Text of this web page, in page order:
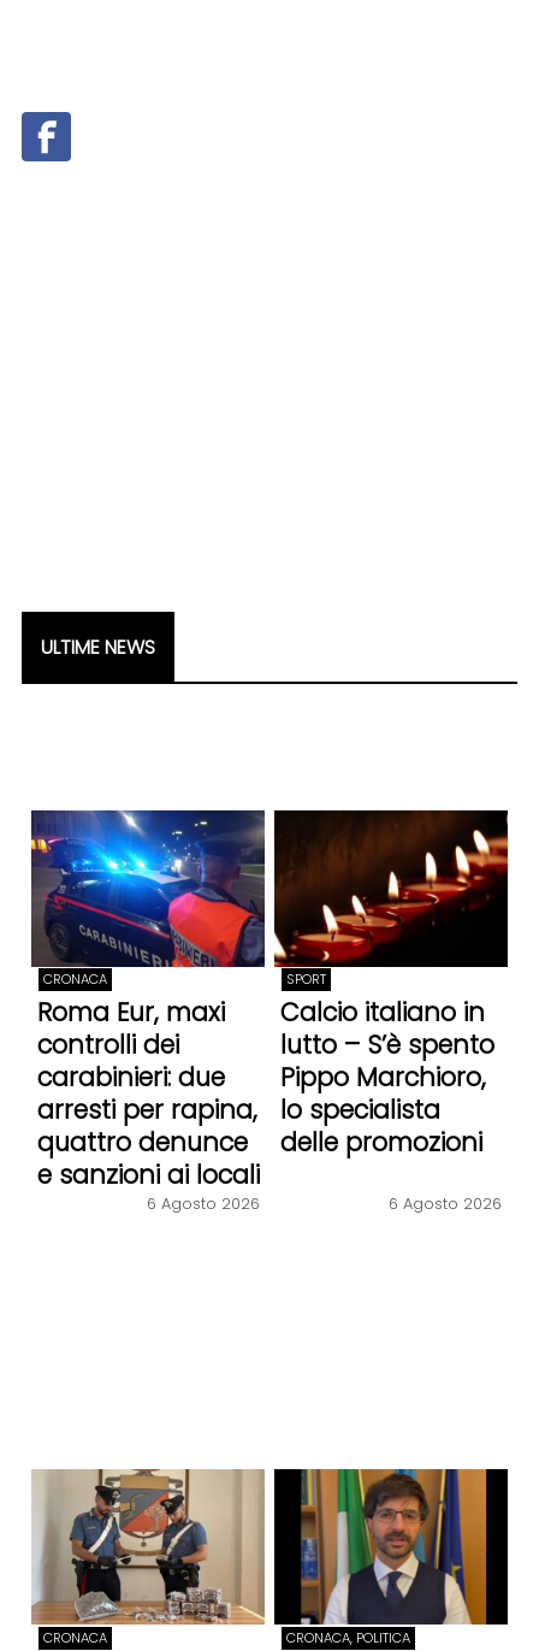
ULTIME NEWS
CRONACA
Roma Eur, maxi
controlli dei
carabinieri: due
arresti per rapina,
quattro denunce
e sanzioni ai locali
6 Agosto 2026
SPORT
Calcio italiano in
lutto – S’è spento
Pippo Marchioro,
lo specialista
delle promozioni
6 Agosto 2026
CRONACA CRONACA, POLITICA